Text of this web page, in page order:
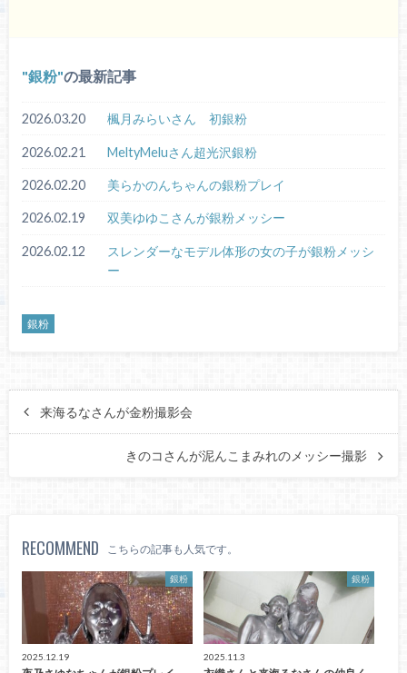
銀粉 の最新記事
2026.03.20 楓月みらいさん 初銀粉
2026.02.21 MeltyMeluさん超光沢銀粉
2026.02.20 美らかのんちゃんの銀粉プレイ
2026.02.19 双美ゆゆこさんが銀粉メッシー
2026.02.12
スレンダーなモデル体形の女の子が銀粉メッシ
ー
銀粉
来海るなさんが金粉撮影会
きのコさんが泥んこまみれのメッシー撮影
RECOMMEND こちらの記事も人気です。
銀粉
2025.12.19
銀粉
2025.11.3